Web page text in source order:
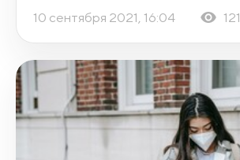
10 сентября 2021, 16:04 121